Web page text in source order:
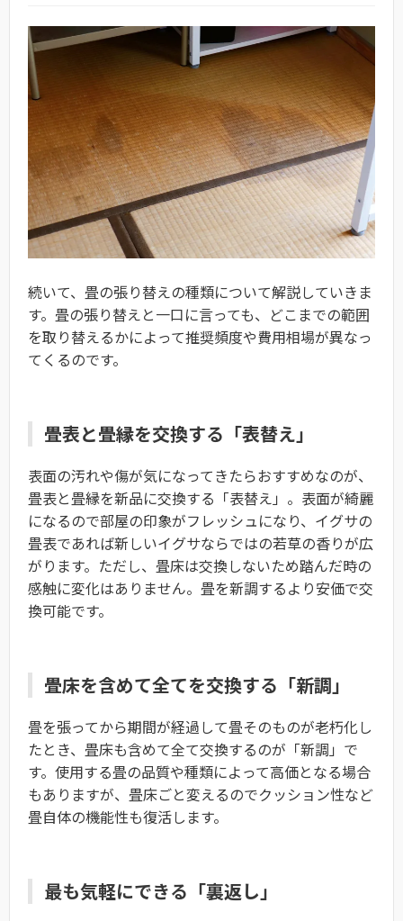
続いて、畳の張り替えの種類について解説していきま
す。畳の張り替えと一口に言っても、どこまでの範囲
を取り替えるかによって推奨頻度や費用相場が異なっ
てくるのです。
畳表と畳縁を交換する「表替え」
表面の汚れや傷が気になってきたらおすすめなのが、
畳表と畳縁を新品に交換する「表替え」。表面が綺麗
になるので部屋の印象がフレッシュになり、イグサの
畳表であれば新しいイグサならではの若草の香りが広
がります。ただし、畳床は交換しないため踏んだ時の
感触に変化はありません。畳を新調するより安価で交
換可能です。
畳床を含めて全てを交換する「新調」
畳を張ってから期間が経過して畳そのものが老朽化し
たとき、畳床も含めて全て交換するのが「新調」で
す。使用する畳の品質や種類によって高価となる場合
もありますが、畳床ごと変えるのでクッション性など
畳自体の機能性も復活します。
最も気軽にできる「裏返し」